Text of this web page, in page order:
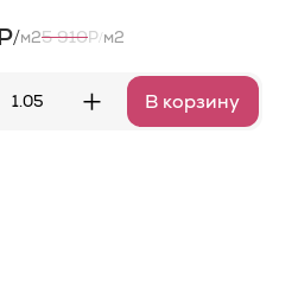
/м25 910Р/м2
+ В корзину